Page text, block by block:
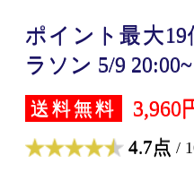
ポイント最大
ラソン 5/9
送料無料 3,960
4.7点 /